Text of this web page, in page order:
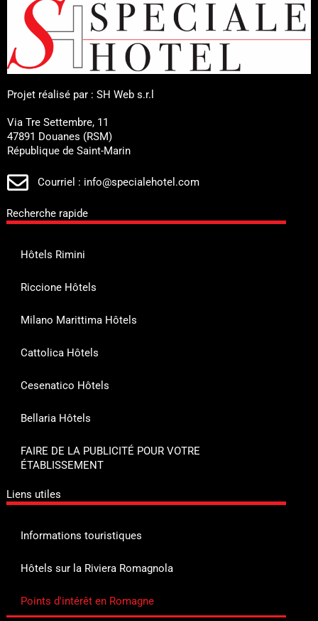
Projet réalisé par : SH Web s.r.l
Via Tre Settembre, 11
47891 Douanes (RSM)
République de Saint-Marin
Courriel : info@specialehotel.com
Recherche rapide
Hôtels Rimini
Riccione Hôtels
Milano Marittima Hôtels
Cattolica Hôtels
Cesenatico Hôtels
Bellaria Hôtels
FAIRE DE LA PUBLICITÉ POUR VOTRE
ÉTABLISSEMENT
Liens utiles
Informations touristiques
Hôtels sur la Riviera Romagnola
Points d'intérêt en Romagne